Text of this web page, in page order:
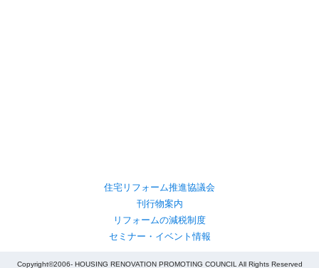
住宅リフォーム推進協議会
刊行物案内
リフォームの減税制度
セミナー・イベント情報
Copyright©2006- HOUSING RENOVATION PROMOTING COUNCIL All Rights Reserved